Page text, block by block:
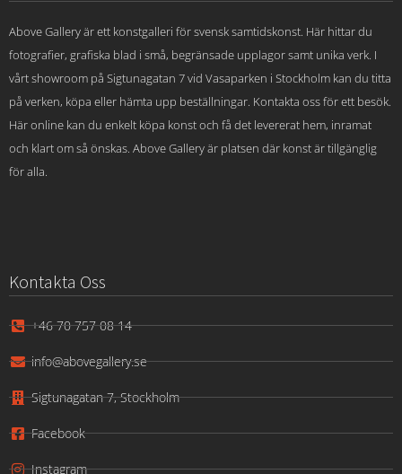
Above Gallery är ett konstgalleri för svensk samtidskonst. Här hittar du
fotografier, grafiska blad i små, begränsade upplagor samt unika verk. I
vårt showroom på Sigtunagatan 7 vid Vasaparken i Stockholm kan du titta
på verken, köpa eller hämta upp beställningar. Kontakta oss för ett besök.
Här online kan du enkelt köpa konst och få det levererat hem, inramat
och klart om så önskas. Above Gallery är platsen där konst är tillgänglig
för alla.
Kontakta Oss
+46 70 757 08 14
info@abovegallery.se
Sigtunagatan 7, Stockholm
Facebook
Instagram